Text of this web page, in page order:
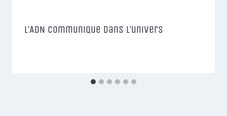
L’ADN communique dans l’univers